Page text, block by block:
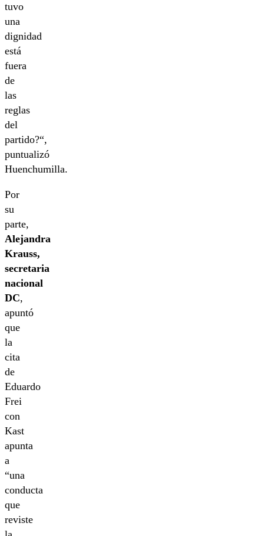
tuvo
una
dignidad
está
fuera
de
las
reglas
del
partido?“,
puntualizó
Huenchumilla.
Por
su
parte,
Alejandra
Krauss,
secretaria
nacional
DC,
apuntó
que
la
cita
de
Eduardo
Frei
con
Kast
apunta
a
“una
conducta
que
reviste